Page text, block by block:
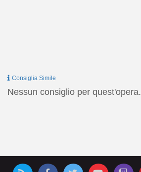
Consiglia Simile
Nessun consiglio per quest'opera.